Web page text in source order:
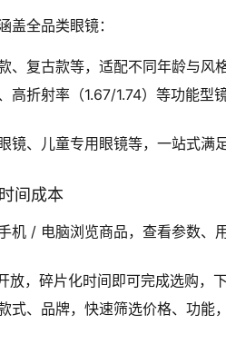
盖全品类眼镜：
、复古款等，适配不同年龄与风格
高折射率（1.67/1.74）等功能型
镜、儿童专用眼镜等，一站式满
间成本
机 / 电脑浏览商品，查看参数、
放，碎片化时间即可完成选购，
式、品牌，快速筛选价格、功能